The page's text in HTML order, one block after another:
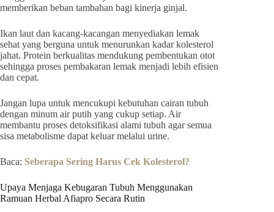
memberikan beban tambahan bagi kinerja ginjal.
Ikan laut dan kacang-kacangan menyediakan lemak
sehat yang berguna untuk menurunkan kadar kolesterol
jahat. Protein berkualitas mendukung pembentukan otot
sehingga proses pembakaran lemak menjadi lebih efisien
dan cepat.
Jangan lupa untuk mencukupi kebutuhan cairan tubuh
dengan minum air putih yang cukup setiap. Air
membantu proses detoksifikasi alami tubuh agar semua
sisa metabolisme dapat keluar melalui urine.
Baca: Seberapa Sering Harus Cek Kolesterol?
Upaya Menjaga Kebugaran Tubuh Menggunakan
Ramuan Herbal Afiapro Secara Rutin